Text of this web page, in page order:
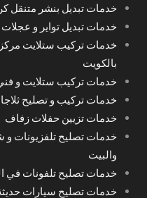
خدمات تبديل بنشر متنقل
خدمات تبديل تواير و
خدمات تركيب ستلايت
بالكويت
خدمات تركيب ستلايت و
خدمات تركيب و تصليح
خدمات تزيين حفلات زفاف
خدمات تصليح تلفزيونات
والبيت
خدمات تصليح تلفونات في
خدمات تصليح سيارات حديثة و